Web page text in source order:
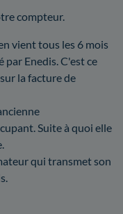
compteur.
vient tous les 6 mois
Enedis. C'est ce
la facture de
Suite à quoi elle
qui transmet son